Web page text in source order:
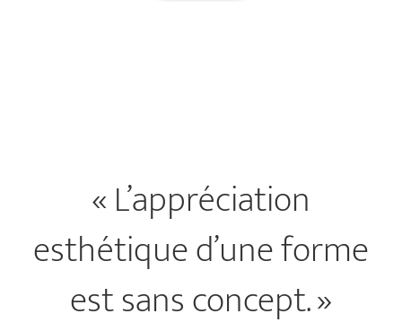
« L’appréciation
esthétique d’une forme
est sans concept. »